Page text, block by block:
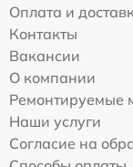
Оплата и
Контакты
Вакансии
О компании
Ремонтируемые
Наши услуги
Согласие на